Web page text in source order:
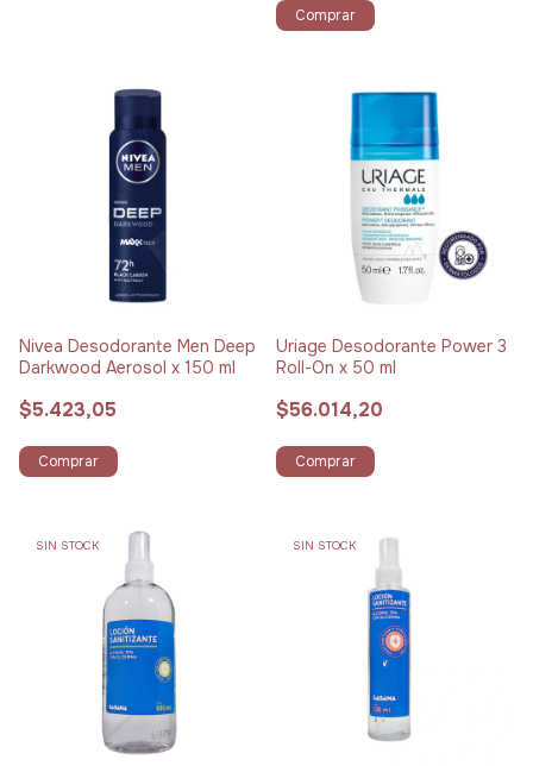
Comprar
Nivea Desodorante Men Deep
Darkwood Aerosol x 150 ml
$5.423,05
Comprar
Uriage Desodorante Power 3
Roll-On x 50 ml
$56.014,20
Comprar
SIN STOCK SIN STOCK